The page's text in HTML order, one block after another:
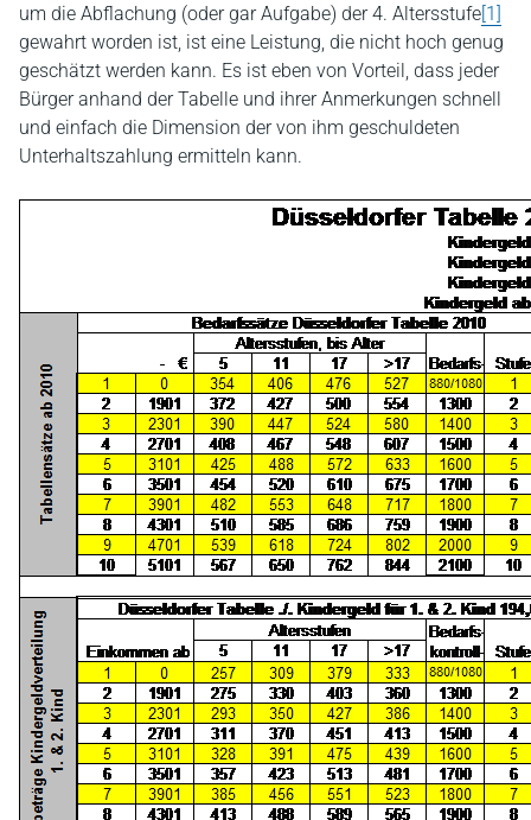
um die Abflachung (oder gar Aufgabe) der 4. Altersstufe[1]
gewahrt worden ist, ist eine Leistung, die nicht hoch genug
geschätzt werden kann. Es ist eben von Vorteil, dass jeder
Bürger anhand der Tabelle und ihrer Anmerkungen schnell
und einfach die Dimension der von ihm geschuldeten
Unterhaltszahlung ermitteln kann.